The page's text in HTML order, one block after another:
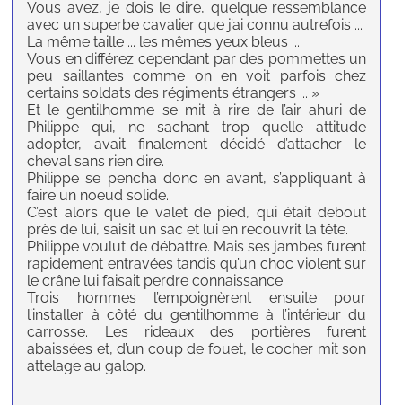
Vous avez, je dois le dire, quelque ressemblance
avec un superbe cavalier que j’ai connu autrefois ...
La même taille ... les mêmes yeux bleus ...
Vous en différez cependant par des pommettes un
peu saillantes comme on en voit parfois chez
certains soldats des régiments étrangers ... »
Et le gentilhomme se mit à rire de l’air ahuri de
Philippe qui, ne sachant trop quelle attitude
adopter, avait finalement décidé d’attacher le
cheval sans rien dire.
Philippe se pencha donc en avant, s’appliquant à
faire un noeud solide.
C’est alors que le valet de pied, qui était debout
près de lui, saisit un sac et lui en recouvrit la tête.
Philippe voulut de débattre. Mais ses jambes furent
rapidement entravées tandis qu’un choc violent sur
le crâne lui faisait perdre connaissance.
Trois hommes l’empoignèrent ensuite pour
l’installer à côté du gentilhomme à l’intérieur du
carrosse. Les rideaux des portières furent
abaissées et, d’un coup de fouet, le cocher mit son
attelage au galop.